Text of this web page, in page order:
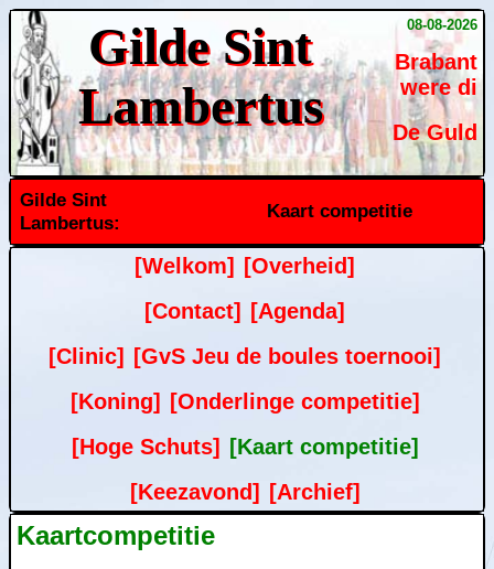
Gilde Sint
Lambertus
08-08-2026
Brabant
were di
De Guld
Gilde Sint
Lambertus:
Kaart competitie
[Welkom]
[Overheid]
[Contact]
[Agenda]
[Clinic]
[GvS Jeu de boules toernooi]
[Koning]
[Onderlinge competitie]
[Hoge Schuts]
[Kaart competitie]
[Keezavond]
[Archief]
Kaartcompetitie